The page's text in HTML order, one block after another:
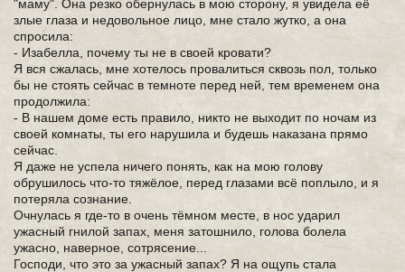
"маму". Она резко обернулась в мою сторону, я увидела её
злые глаза и недовольное лицо, мне стало жутко, а она
спросила:
- Изабелла, почему ты не в своей кровати?
Я вся сжалась, мне хотелось провалиться сквозь пол, только
бы не стоять сейчас в темноте перед ней, тем временем она
продолжила:
- В нашем доме есть правило, никто не выходит по ночам из
своей комнаты, ты его нарушила и будешь наказана прямо
сейчас.
Я даже не успела ничего понять, как на мою голову
обрушилось что-то тяжёлое, перед глазами всё поплыло, и я
потеряла сознание.
Очнулась я где-то в очень тёмном месте, в нос ударил
ужасный гнилой запах, меня затошнило, голова болела
ужасно, наверное, сотрясение...
Господи, что это за ужасный запах? Я на ощупь стала